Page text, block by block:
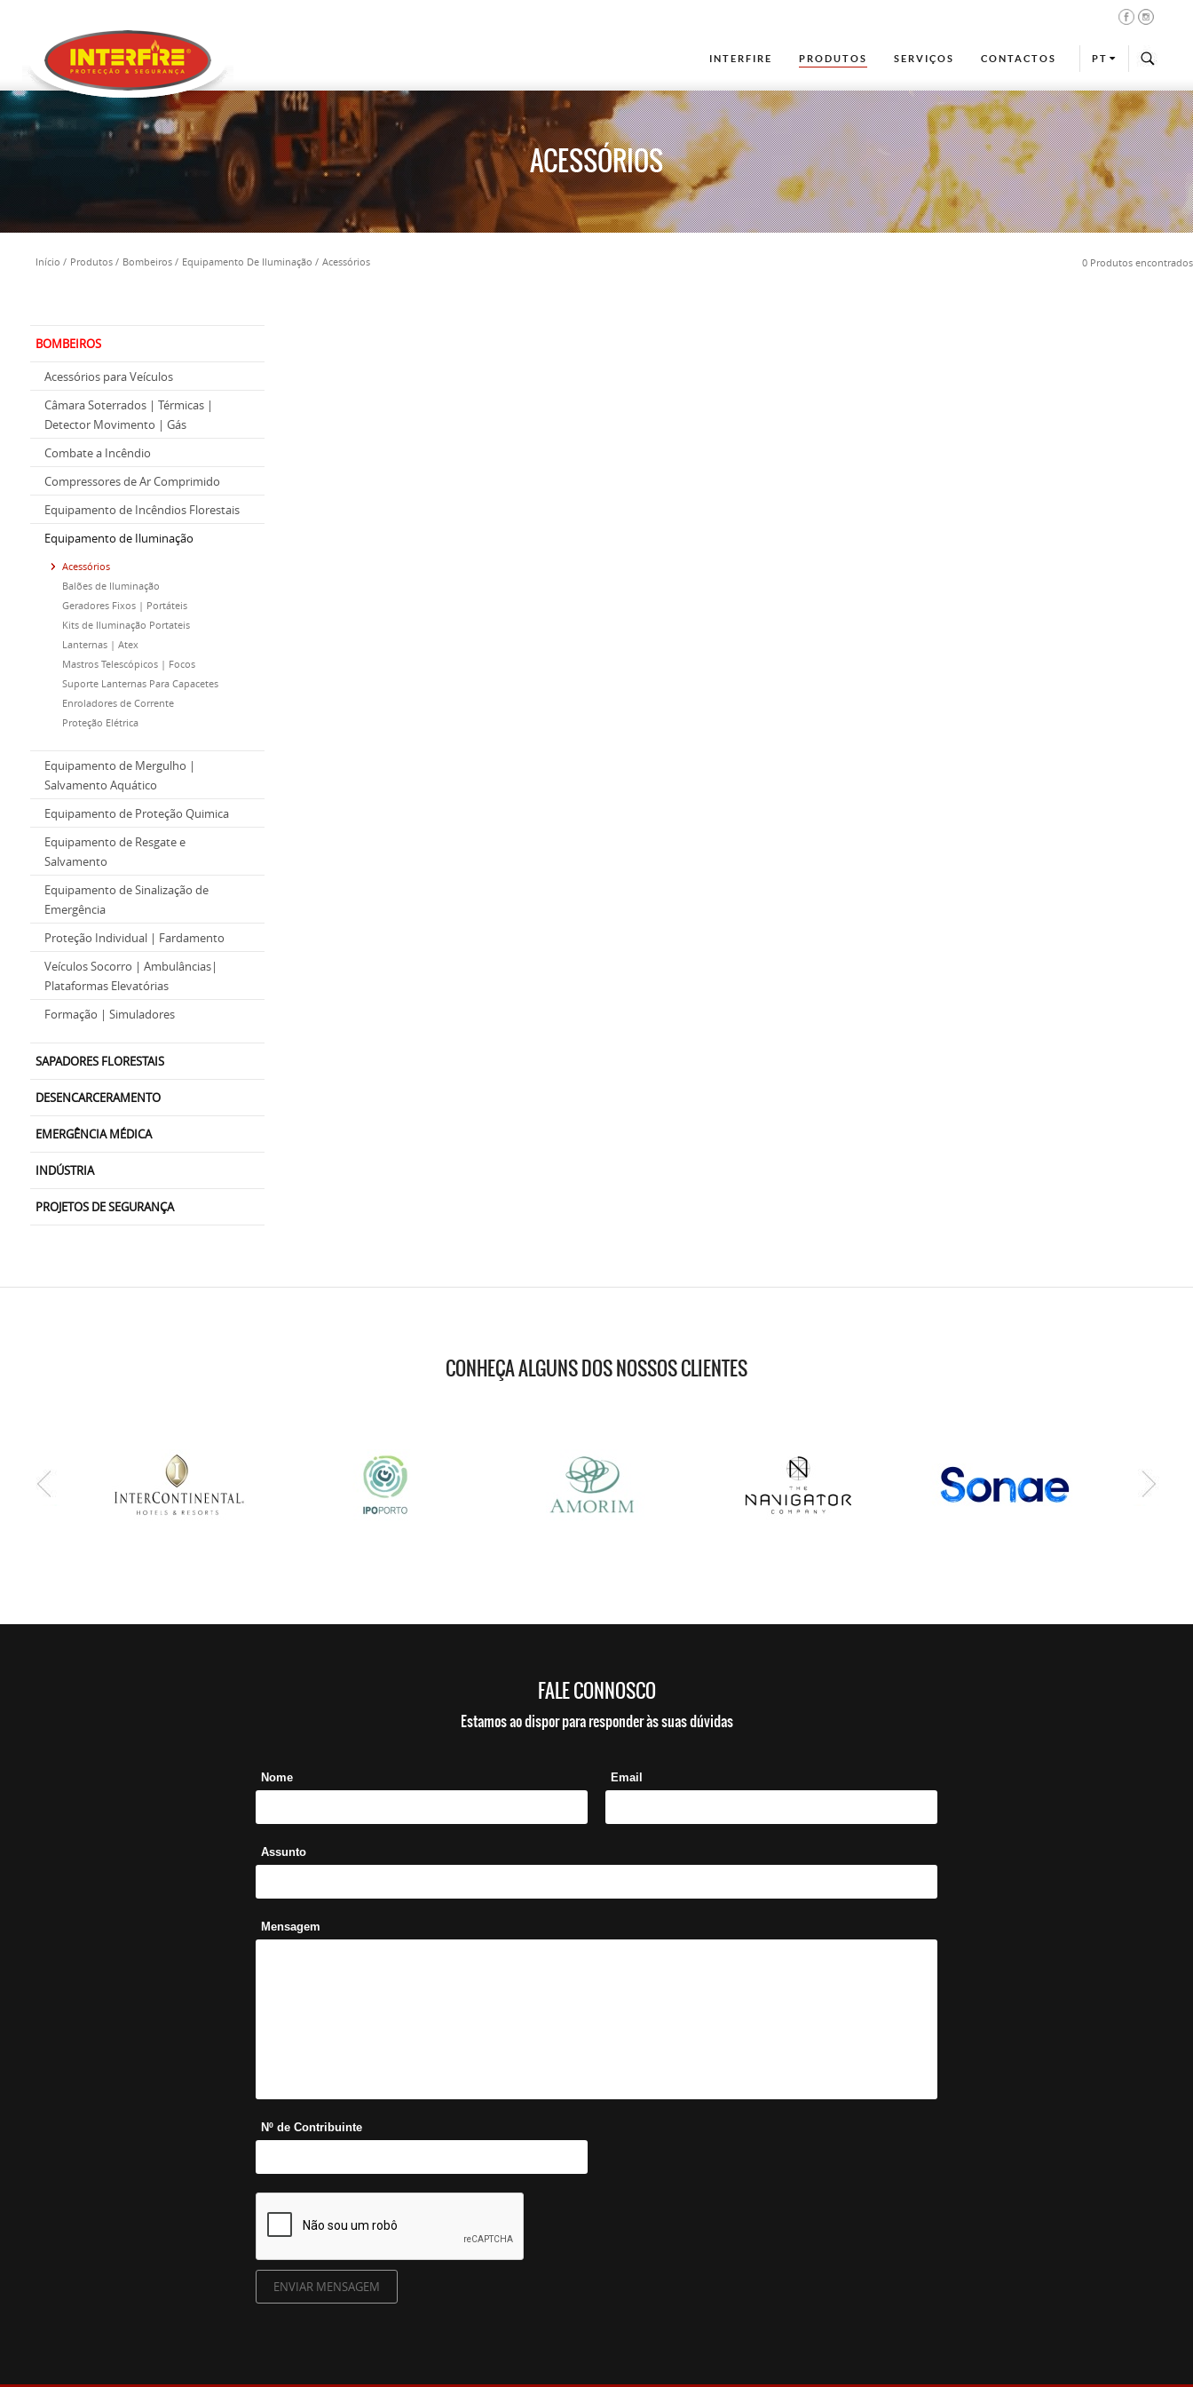
INTERFIRE PRODUTOS SERVIÇOS CONTACTOS PT
ACESSÓRIOS
Início Produtos Bombeiros Equipamento De Iluminação Acessórios 0 Produtos encontrados
BOMBEIROS
Acessórios para Veículos
Câmara Soterrados | Térmicas |
Detector Movimento | Gás
Combate a Incêndio
Compressores de Ar Comprimido
Equipamento de Incêndios Florestais
Equipamento de Iluminação
Acessórios
Balões de Iluminação
Geradores Fixos | Portáteis
Kits de Iluminação Portateis
Lanternas | Atex
Mastros Telescópicos | Focos
Suporte Lanternas Para Capacetes
Enroladores de Corrente
Proteção Elétrica
Equipamento de Mergulho |
Salvamento Aquático
Equipamento de Proteção Quimica
Equipamento de Resgate e
Salvamento
Equipamento de Sinalização de
Emergência
Proteção Individual | Fardamento
Veículos Socorro | Ambulâncias|
Plataformas Elevatórias
Formação | Simuladores
SAPADORES FLORESTAIS
DESENCARCERAMENTO
EMERGÊNCIA MÉDICA
INDÚSTRIA
PROJETOS DE SEGURANÇA
CONHEÇA ALGUNS DOS NOSSOS CLIENTES
FALE CONNOSCO
Estamos ao dispor para responder às suas dúvidas
Nome Email
Assunto
Mensagem
Nº de Contribuinte